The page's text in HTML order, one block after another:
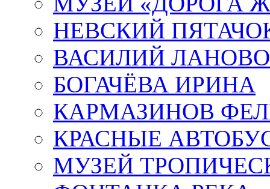
НЕВСКИЙ
ВАСИЛИЙ
БОГАЧЁВА ИРИНА
КАРМАЗИНОВ
КРАСНЫЕ
МУЗЕЙ